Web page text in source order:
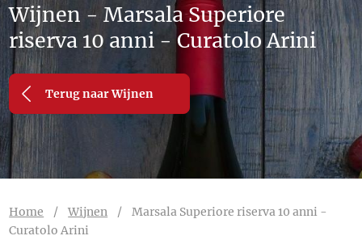
Wijnen - Marsala Superiore
riserva 10 anni - Curatolo Arini
Terug naar Wijnen
Home /Wijnen /Marsala Superiore riserva 10 anni -
Curatolo Arini